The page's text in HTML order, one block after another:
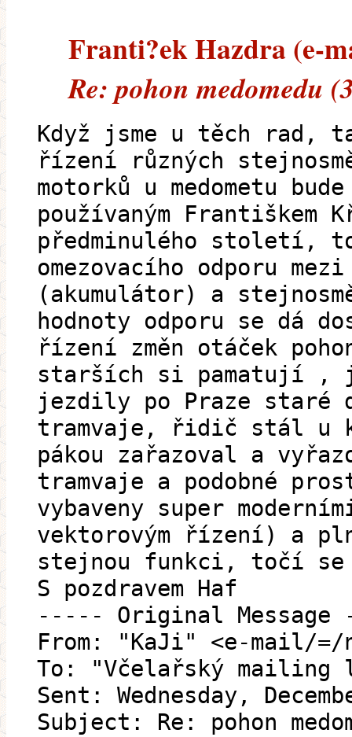
Franti?ek Hazdra (e-
Re: pohon medomedu
Když jsme u těch rad,
řízení různých
motorků u medometu
používaným Františkem
předminulého století,
omezovacího odporu
(akumulátor) a
hodnoty odporu se dá
řízení změn otáček
starších si pamatují ,
jezdily po Praze staré
tramvaje, řidič stál u
pákou zařazoval a
tramvaje a podobné
vybaveny super
vektorovým řízení) a
stejnou funkci, točí
S pozdravem Haf
----- Original
From: "KaJi" <e-mail/=/
To: "Včelařský
Sent: Wednesday,
Subject: Re: pohon